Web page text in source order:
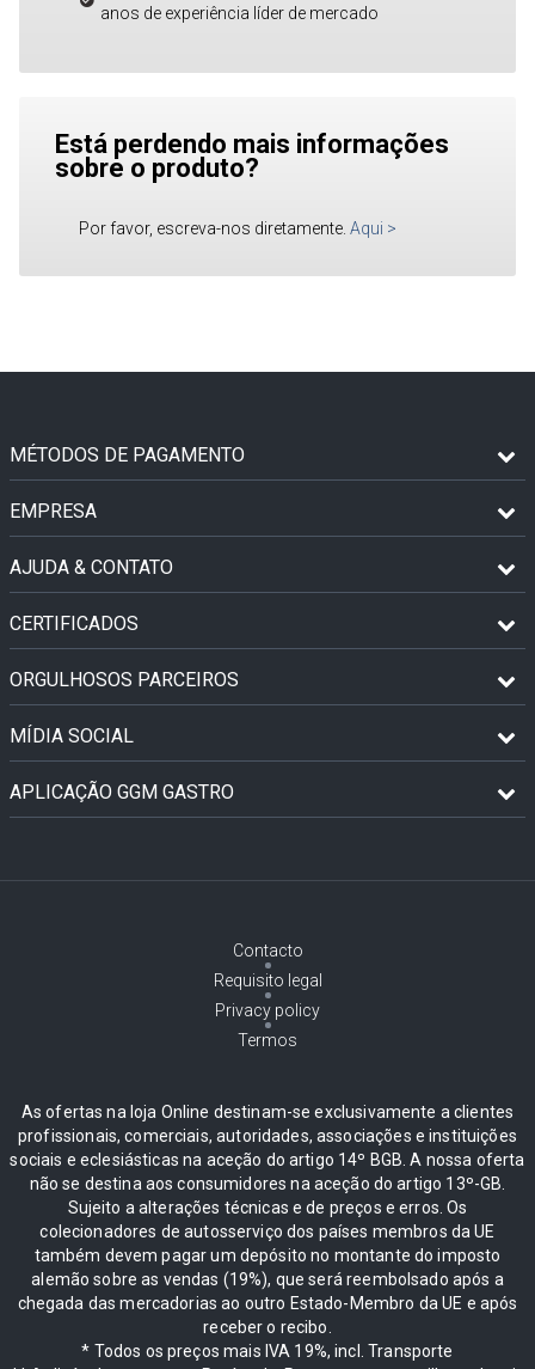
anos de experiência líder de mercado
Está perdendo mais informações
sobre o produto?
Por favor, escreva-nos diretamente. Aqui >
MÉTODOS DE PAGAMENTO
EMPRESA
AJUDA & CONTATO
CERTIFICADOS
ORGULHOSOS PARCEIROS
MÍDIA SOCIAL
APLICAÇÃO GGM GASTRO
Contacto
Requisito legal
Privacy policy
Termos
As ofertas na loja Online destinam-se exclusivamente a clientes
profissionais, comerciais, autoridades, associações e instituições
sociais e eclesiásticas na aceção do artigo 14º BGB. A nossa oferta
não se destina aos consumidores na aceção do artigo 13º-GB.
Sujeito a alterações técnicas e de preços e erros. Os
colecionadores de autosserviço dos países membros da UE
também devem pagar um depósito no montante do imposto
alemão sobre as vendas (19%), que será reembolsado após a
chegada das mercadorias ao outro Estado-Membro da UE e após
receber o recibo.
* Todos os preços mais IVA 19%, incl. Transporte